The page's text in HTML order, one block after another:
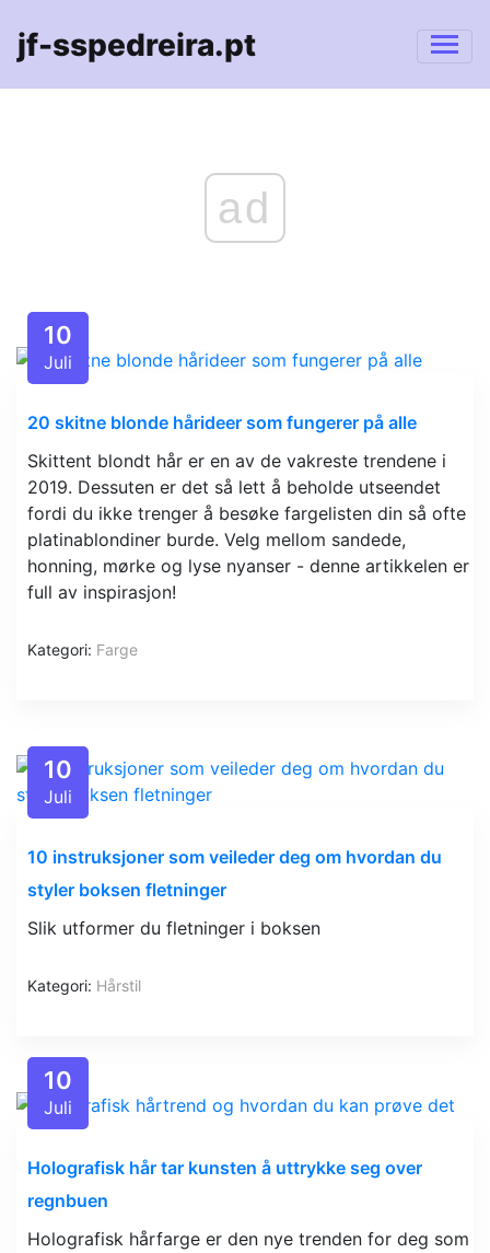
jf-sspedreira.pt
ad
10
Juli
20 skitne blonde hårideer som fungerer på alle
Skittent blondt hår er en av de vakreste trendene i
2019. Dessuten er det så lett å beholde utseendet
fordi du ikke trenger å besøke fargelisten din så ofte
platinablondiner burde. Velg mellom sandede,
honning, mørke og lyse nyanser - denne artikkelen er
full av inspirasjon!
Kategori: Farge
10
Juli
10 instruksjoner som veileder deg om hvordan du
styler boksen fletninger
Slik utformer du fletninger i boksen
Kategori: Hårstil
10
Juli
Holografisk hår tar kunsten å uttrykke seg over
regnbuen
Holografisk hårfarge er den nye trenden for deg som